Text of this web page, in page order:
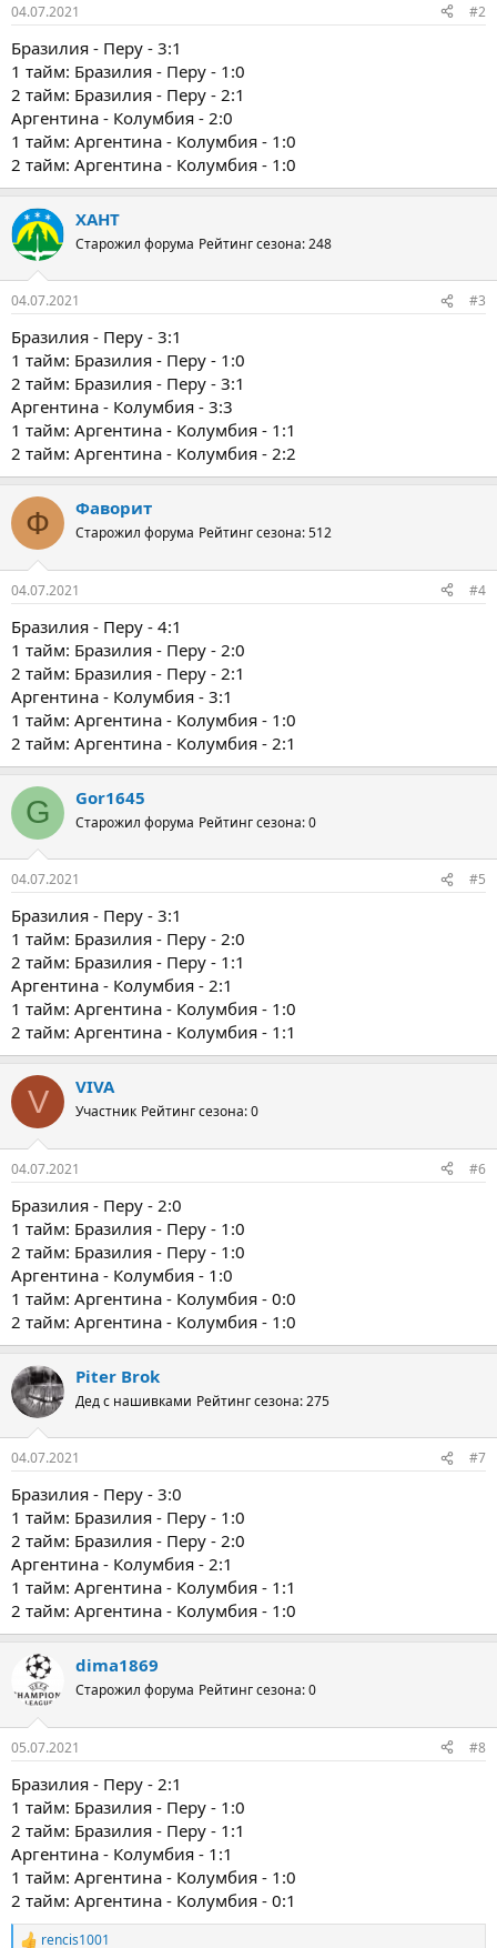
04.07.2021 #2
Бразилия - Перу - 3:1
1 тайм: Бразилия - Перу - 1:0
2 тайм: Бразилия - Перу - 2:1
Аргентина - Колумбия - 2:0
1 тайм: Аргентина - Колумбия - 1:0
2 тайм: Аргентина - Колумбия - 1:0
ХАНТ
Старожил форума Рейтинг сезона: 248
04.07.2021 #3
Бразилия - Перу - 3:1
1 тайм: Бразилия - Перу - 1:0
2 тайм: Бразилия - Перу - 3:1
Аргентина - Колумбия - 3:3
1 тайм: Аргентина - Колумбия - 1:1
2 тайм: Аргентина - Колумбия - 2:2
Ф Фаворит
Старожил форума Рейтинг сезона: 512
04.07.2021 #4
Бразилия - Перу - 4:1
1 тайм: Бразилия - Перу - 2:0
2 тайм: Бразилия - Перу - 2:1
Аргентина - Колумбия - 3:1
1 тайм: Аргентина - Колумбия - 1:0
2 тайм: Аргентина - Колумбия - 2:1
G Gor1645
Старожил форума Рейтинг сезона: 0
04.07.2021 #5
Бразилия - Перу - 3:1
1 тайм: Бразилия - Перу - 2:0
2 тайм: Бразилия - Перу - 1:1
Аргентина - Колумбия - 2:1
1 тайм: Аргентина - Колумбия - 1:0
2 тайм: Аргентина - Колумбия - 1:1
V VIVA
Участник Рейтинг сезона: 0
04.07.2021 #6
Бразилия - Перу - 2:0
1 тайм: Бразилия - Перу - 1:0
2 тайм: Бразилия - Перу - 1:0
Аргентина - Колумбия - 1:0
1 тайм: Аргентина - Колумбия - 0:0
2 тайм: Аргентина - Колумбия - 1:0
Piter Brok
Дед с нашивками Рейтинг сезона: 275
04.07.2021 #7
Бразилия - Перу - 3:0
1 тайм: Бразилия - Перу - 1:0
2 тайм: Бразилия - Перу - 2:0
Аргентина - Колумбия - 2:1
1 тайм: Аргентина - Колумбия - 1:1
2 тайм: Аргентина - Колумбия - 1:0
dima1869
Старожил форума Рейтинг сезона: 0
05.07.2021 #8
Бразилия - Перу - 2:1
1 тайм: Бразилия - Перу - 1:0
2 тайм: Бразилия - Перу - 1:1
Аргентина - Колумбия - 1:1
1 тайм: Аргентина - Колумбия - 1:0
2 тайм: Аргентина - Колумбия - 0:1
rencis1001